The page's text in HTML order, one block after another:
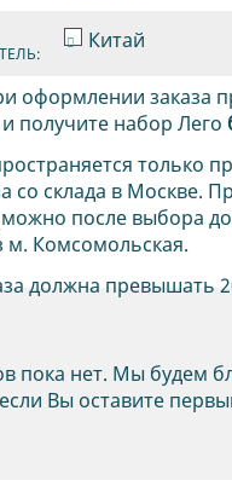
Китай
оформлении заказа
и получите набор Лего
только
со склада в Москве.
после выбора
м. Комсомольская.
должна превышать
пока нет. Мы будем
Вы оставите